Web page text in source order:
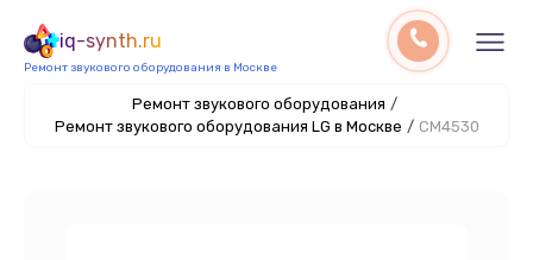
iq-synth.ru
Ремонт звукового оборудования в Москве
Ремонт звукового оборудования /
Ремонт звукового оборудования LG в Москве / CM4530